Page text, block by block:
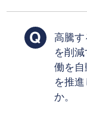
高騰
を削
働を
を推
か。